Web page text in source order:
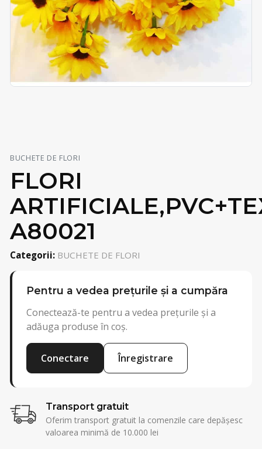
BUCHETE DE FLORI
FLORI
A80021
Categorii: BUCHETE DE FLORI
Pentru a vedea prețurile și a cumpăra
Conectează-te pentru a vedea prețurile și a
adăuga produse în coș.
Conectare Înregistrare
Transport gratuit
Oferim transport gratuit la comenzile care depășesc
valoarea minimă de 10.000 lei